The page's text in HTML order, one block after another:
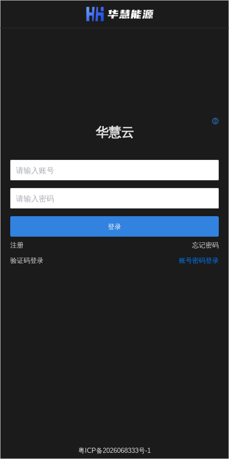
华慧云
登录
注册
忘记密码
验证码登录
账号密码登录
粤ICP备2026068333号-1